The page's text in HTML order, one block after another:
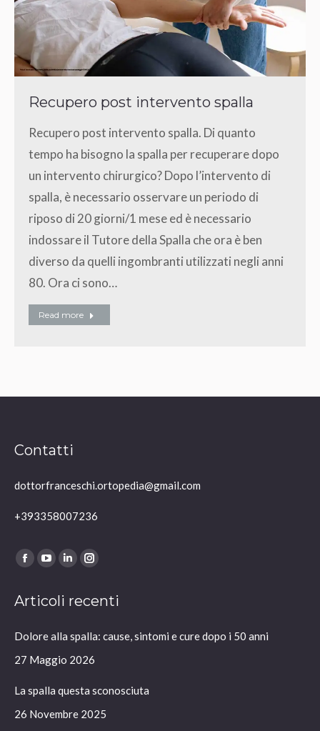
Recupero post intervento spalla
Recupero post intervento spalla. Di quanto
tempo ha bisogno la spalla per recuperare dopo
un intervento chirurgico? Dopo l’intervento di
spalla, è necessario osservare un periodo di
riposo di 20 giorni/1 mese ed è necessario
indossare il Tutore della Spalla che ora è ben
diverso da quelli ingombranti utilizzati negli anni
80. Ora ci sono…
Read more
Contatti
dottorfranceschi.ortopedia@gmail.com
+393358007236
Ci puoi trovare su:
Facebook
opens
new
window
YouTube
opens
new
window
Linkedin
opens
new
window
Instagram
opens
new
window
Articoli recenti
Dolore alla spalla: cause, sintomi e cure dopo i 50 anni
27 Maggio 2026
La spalla questa sconosciuta
26 Novembre 2025